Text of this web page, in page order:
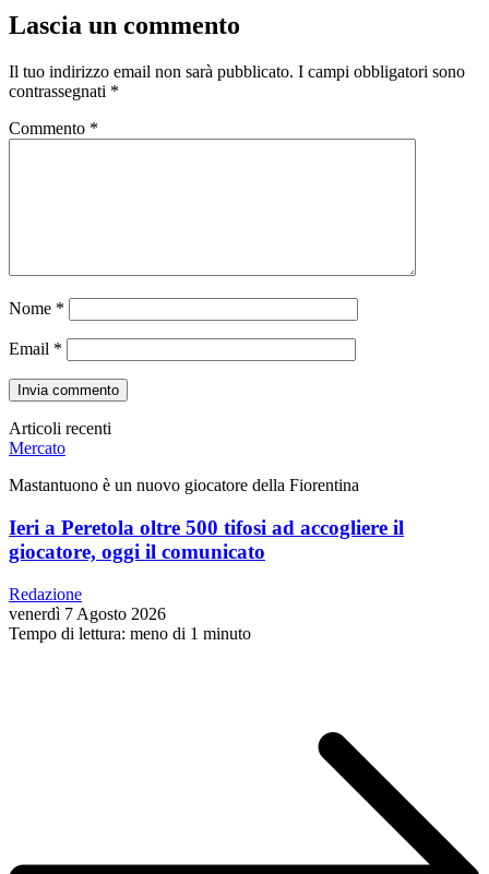
Lascia un commento
Il tuo indirizzo email non sarà pubblicato. I campi obbligatori sono
contrassegnati *
Commento *
Nome *
Email *
Articoli recenti
Mercato
Mastantuono è un nuovo giocatore della Fiorentina
Ieri a Peretola oltre 500 tifosi ad accogliere il
giocatore, oggi il comunicato
Redazione
venerdì 7 Agosto 2026
Tempo di lettura: meno di 1 minuto